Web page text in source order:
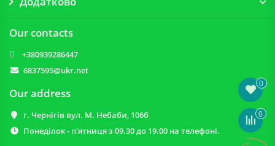
Our contacts
+380939286447
6837595@ukr.net
Our address
г. Чернігів вул. М. Небаби, 106б
Понеділок - п'ятниця з 09.30 до 19.00 на телефоні.
0
0